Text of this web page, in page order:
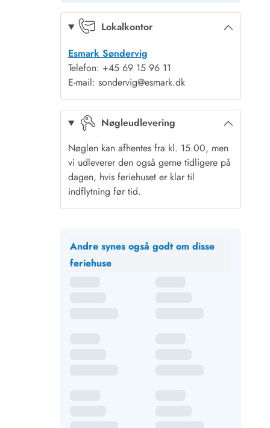
Lokalkontor
Esmark Søndervig
Telefon: +45 69 15 96 11
E-mail: sondervig@esmark.dk
Nøgleudlevering
Nøglen kan afhentes fra kl. 15.00, men
vi udleverer den også gerne tidligere på
dagen, hvis feriehuset er klar til
indflytning før tid.
Andre synes også godt om disse
feriehuse